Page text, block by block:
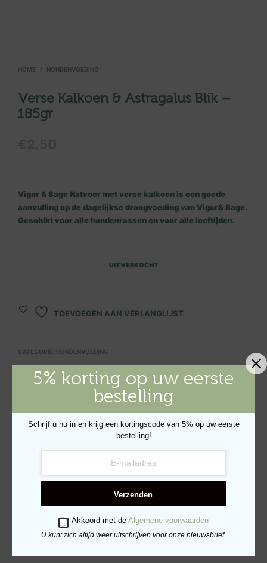
HOME / HONDENVOEDING
Verse Kalkoen & Astragalus Blik –
185gr
€2.50
Vigor & Sage Natvoer met verse kalkoen is een goede
aanvulling op de dagelijkse droogvoeding van Vigor& Sage.
Geschikt voor alle hondenrassen en voor alle leeftijden.
UITVERKOCHT
TOEVOEGEN AAN VERLANGLIJST
CATEGORIE: HONDENVOEDING
BESCHRIJVING
EXTRA INFORMATIE
Vers ontbeend kalkoenspiervlees
Rijk aan proteïne, arm aan vet, voor een ideale conditie.
5% korting op uw eerste
bestelling
Schrijf u nu in en krijg een kortingscode van 5% op uw eerste
bestelling!
Verzenden
Akkoord met deAlgemene voorwaarden
U kunt zich altijd weer uitschrijven voor onze nieuwsbrief.